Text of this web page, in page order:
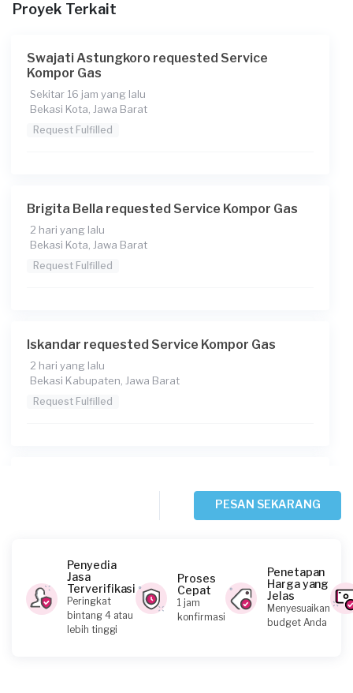
Rp65.000 + Rp11.000 (biaya layanan)
Dari * tungku kompor ada * pwmantik yg tdk nyala
Proyek Terkait
Swajati Astungkoro requested Service
Kompor Gas
Sekitar 16 jam yang lalu
Bekasi Kota, Jawa Barat
Request Fulfilled
Brigita Bella requested Service Kompor Gas
2 hari yang lalu
Bekasi Kota, Jawa Barat
Request Fulfilled
Iskandar requested Service Kompor Gas
2 hari yang lalu
Bekasi Kabupaten, Jawa Barat
Request Fulfilled
Albertus Dendy Indra Ps requested Service
PESAN SEKARANG
Penyedia
Jasa
Terverifikasi
Peringkat
bintang 4 atau
lebih tinggi
Proses
Cepat
1 jam
konfirmasi
Penetapan
Harga yang
Jelas
Menyesuaikan
budget Anda